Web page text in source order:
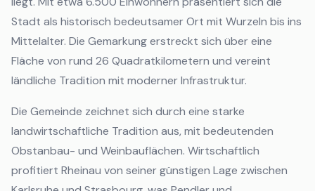
Stadt als historisch bedeutsamer Ort mit Wurzeln bis ins
Mittelalter. Die Gemarkung erstreckt sich über eine
Fläche von rund 26 Quadratkilometern und vereint
ländliche Tradition mit moderner Infrastruktur.
Die Gemeinde zeichnet sich durch eine starke
landwirtschaftliche Tradition aus, mit bedeutenden
Obstanbau- und Weinbauflächen. Wirtschaftlich
profitiert Rheinau von seiner günstigen Lage zwischen